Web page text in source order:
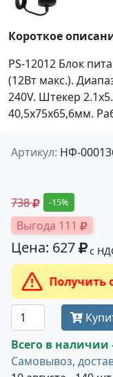
Короткое
PS-12012 Блок
(12Вт макс.).
240V. Штекер
40,5x75x65,6мм.
Артикул: НФ-
738 -15%
Выгода 111
Цена: 627 с
Всего в наличии
Самовывоз,